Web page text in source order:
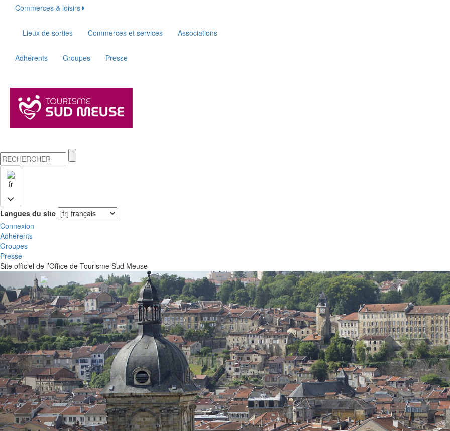
Commerces & loisirs
Lieux de sorties Commerces et services Associations
Adhérents Groupes Presse
fr
Langues du site
Connexion
Adhérents
Groupes
Presse
Site officiel de l’Office de Tourisme Sud Meuse
Previous